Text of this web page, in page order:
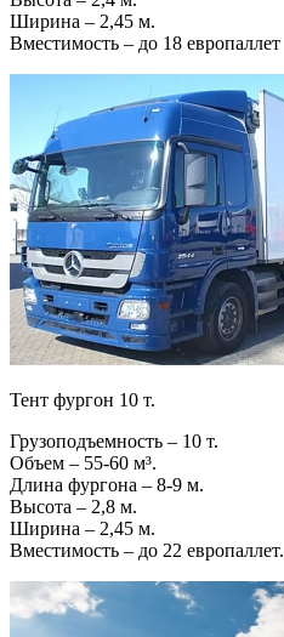
Ширина – 2,45 м.
Вместимость – до 18 европаллет
Тент фургон 10 т.
Грузоподъемность – 10 т.
Объем – 55-60 м³.
Длина фургона – 8-9 м.
Высота – 2,8 м.
Ширина – 2,45 м.
Вместимость – до 22 европаллет.